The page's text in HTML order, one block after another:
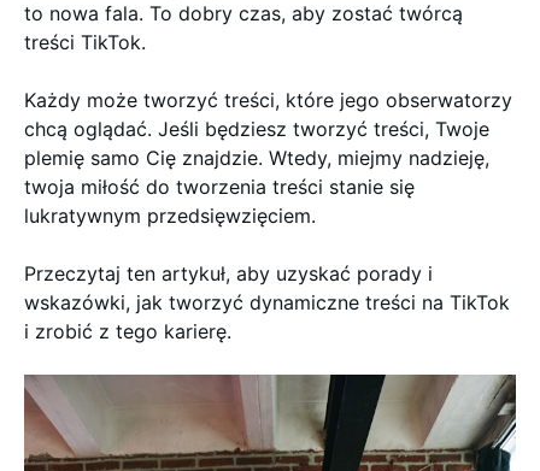
to nowa fala. To dobry czas, aby zostać twórcą
treści TikTok.
Każdy może tworzyć treści, które jego obserwatorzy
chcą oglądać. Jeśli będziesz tworzyć treści, Twoje
plemię samo Cię znajdzie. Wtedy, miejmy nadzieję,
twoja miłość do tworzenia treści stanie się
lukratywnym przedsięwzięciem.
Przeczytaj ten artykuł, aby uzyskać porady i
wskazówki, jak tworzyć dynamiczne treści na TikTok
i zrobić z tego karierę.